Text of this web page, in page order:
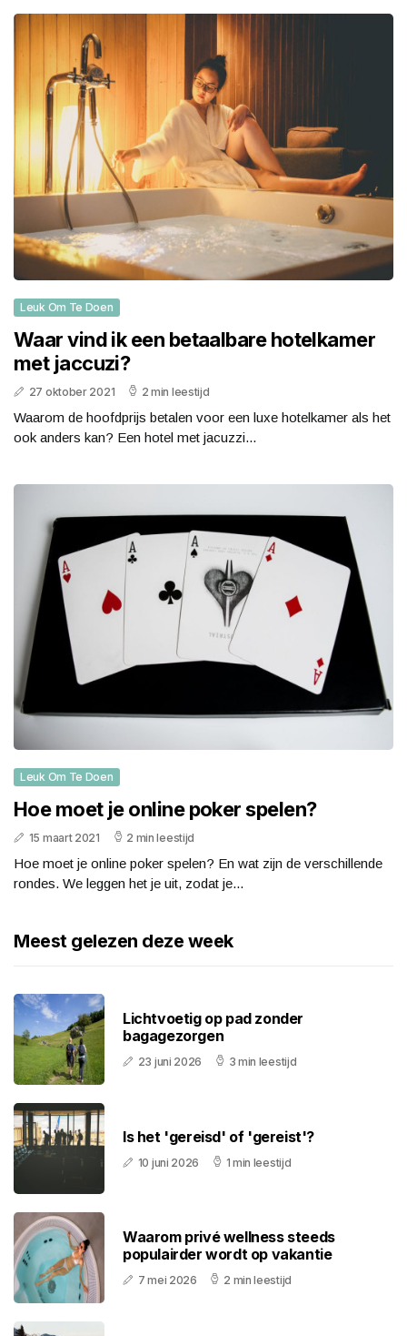
Leuk Om Te Doen
Waar vind ik een betaalbare hotelkamer
met jaccuzi?
27 oktober 2021 2 min leestijd
Waarom de hoofdprijs betalen voor een luxe hotelkamer als het
ook anders kan? Een hotel met jacuzzi...
Leuk Om Te Doen
Hoe moet je online poker spelen?
15 maart 2021 2 min leestijd
Hoe moet je online poker spelen? En wat zijn de verschillende
rondes. We leggen het je uit, zodat je...
Meest gelezen deze week
Lichtvoetig op pad zonder
bagagezorgen
23 juni 2026 3 min leestijd
Is het 'gereisd' of 'gereist'?
10 juni 2026 1 min leestijd
Waarom privé wellness steeds
populairder wordt op vakantie
7 mei 2026 2 min leestijd